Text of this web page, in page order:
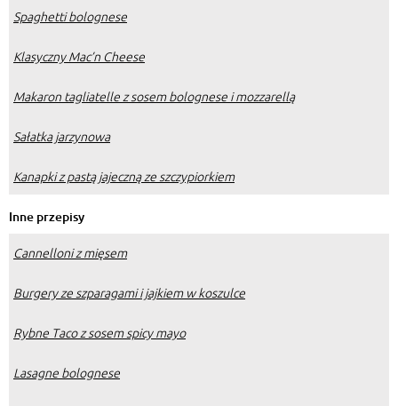
Spaghetti bolognese
Klasyczny Mac’n Cheese
Makaron tagliatelle z sosem bolognese i mozzarellą
Sałatka jarzynowa
Kanapki z pastą jajeczną ze szczypiorkiem
Inne przepisy
Cannelloni z mięsem
Burgery ze szparagami i jajkiem w koszulce
Rybne Taco z sosem spicy mayo
Lasagne bolognese